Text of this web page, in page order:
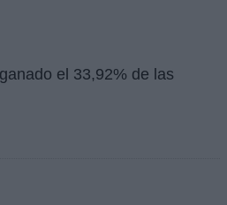
el 33,92% de las